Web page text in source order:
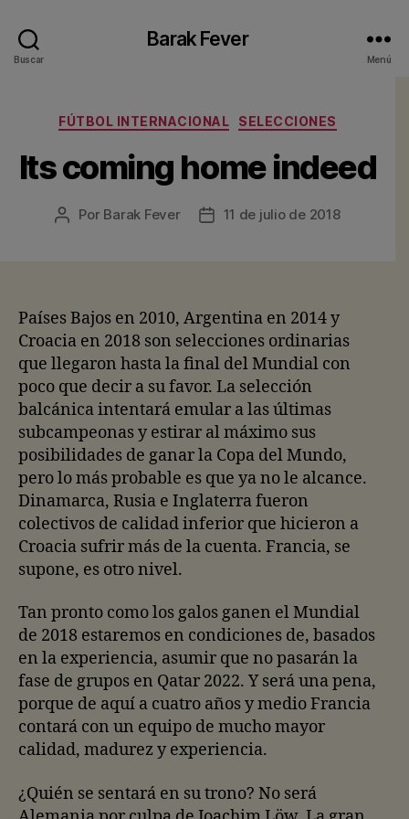
Buscar
Barak Fever
Menú
Categorías
FÚTBOL INTERNACIONAL SELECCIONES
Its coming home indeed
Autor
Por Barak Fever
Fecha11 de julio de 2018
Países Bajos en 2010, Argentina en 2014 y
Croacia en 2018 son selecciones ordinarias
que llegaron hasta la final del Mundial con
poco que decir a su favor. La selección
balcánica intentará emular a las últimas
subcampeonas y estirar al máximo sus
posibilidades de ganar la Copa del Mundo,
pero lo más probable es que ya no le alcance.
Dinamarca, Rusia e Inglaterra fueron
colectivos de calidad inferior que hicieron a
Croacia sufrir más de la cuenta. Francia, se
supone, es otro nivel.
Tan pronto como los galos ganen el Mundial
de 2018 estaremos en condiciones de, basados
en la experiencia, asumir que no pasarán la
fase de grupos en Qatar 2022. Y será una pena,
porque de aquí a cuatro años y medio Francia
contará con un equipo de mucho mayor
calidad, madurez y experiencia.
¿Quién se sentará en su trono? No será